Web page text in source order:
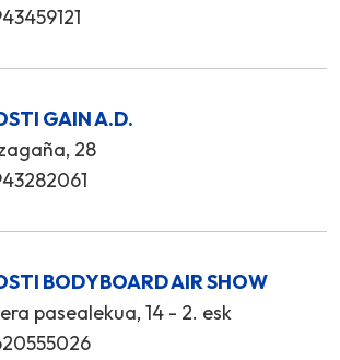
GAIN A.D.
28
BODYBOARD AIR SHOW
pasealekua, 14 - 2. esk